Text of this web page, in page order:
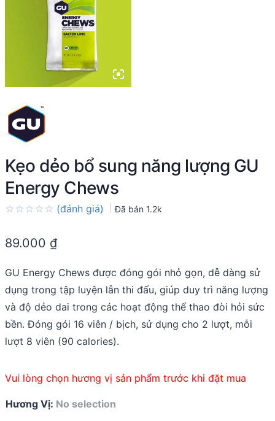
Kẹo dẻo bổ sung năng lượng GU
Energy Chews
out
(đánh giá) Đã bán 1.2k
89.000 ₫
GU Energy Chews được đóng gói nhỏ gọn, dễ dàng sử
dụng trong tập luyện lẫn thi đấu, giúp duy trì năng lượng
và độ dẻo dai trong các hoạt động thể thao đòi hỏi sức
bền. Đóng gói 16 viên / bịch, sử dụng cho 2 lượt, mỗi
lượt 8 viên (90 calories).
Vui lòng chọn hương vị sản phẩm trước khi đặt mua
Hương Vị: No selection